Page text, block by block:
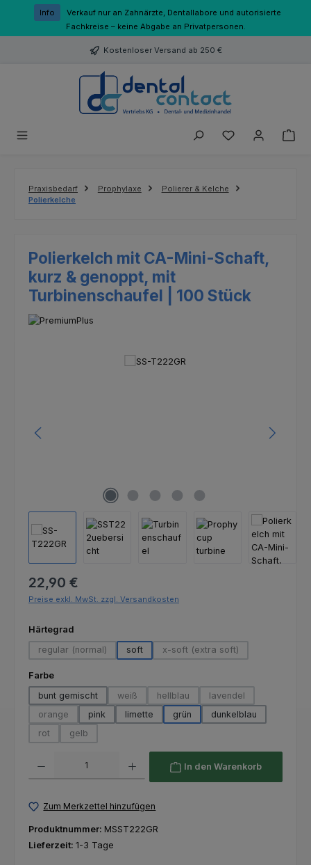
Zum Hauptinhalt springen
Info
Verkauf nur an Zahnärzte, Dentallabore und autorisierte
Fachkreise – keine Abgabe an Privatpersonen.
Kostenloser Versand ab 250 €
Du hast 0
Praxisbedarf Prophylaxe
Polierer & Kelche
Polierkelche
Polierkelch mit CA-Mini-Schaft,
kurz & genoppt, mit
Turbinenschaufel | 100 Stück
Bildergalerie überspringen
Regulärer Preis:
22,90 €
Preise exkl. MwSt. zzgl. Versandkosten
Härtegrad
regular (normal)
(Diese Option ist zurzeit nicht verfügbar.)
soft x-soft (extra soft)
(Diese Option ist zurzeit
Farbeauswählen
bunt gemischt
weiß
(Diese Option ist zurzeit nicht verfügbar.)
hellblau
(Diese Option ist zurzeit nicht
lavendel
(Diese Option ist
orange
(Diese Option ist zurzeit nicht verfügbar.)
pink limette grün
dunkelblau
rot
(Diese Option ist zurzeit nicht verfügbar.)
gelb
(Diese Option ist zurzeit nicht verfügbar.)
In den Warenkorb
Zum Merkzettel hinzufügen
Produktnummer: MSST222GR
Lieferzeit: 1-3 Tage